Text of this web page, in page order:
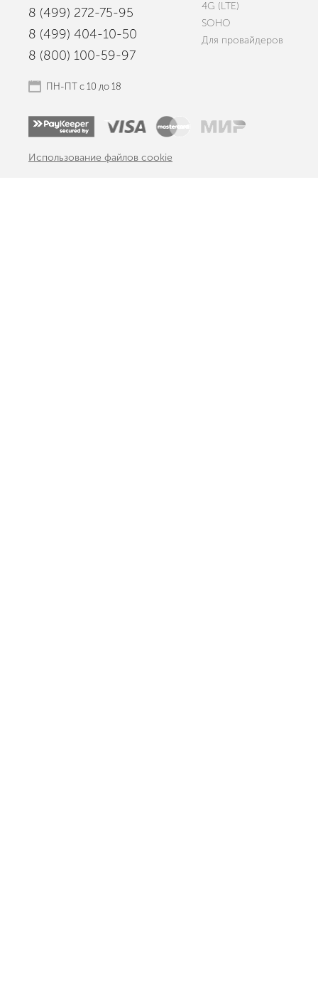
8 (499) 272-75-95
8 (499) 404-10-50
8 (800) 100-59-97
ПН-ПТ с 10 до 18
4G (LTE)
SOHO
Для провайдеров
Использование файлов cookie